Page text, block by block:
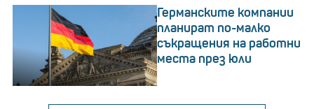
Германските компании
планират по-малко
съкращения на работни
места през юли